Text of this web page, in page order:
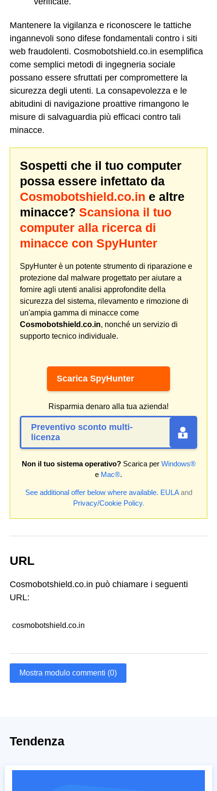
Mantenere la vigilanza e riconoscere le tattiche
ingannevoli sono difese fondamentali contro i siti
web fraudolenti. Cosmobotshield.co.in esemplifica
come semplici metodi di ingegneria sociale
possano essere sfruttati per compromettere la
sicurezza degli utenti. La consapevolezza e le
abitudini di navigazione proattive rimangono le
misure di salvaguardia più efficaci contro tali
minacce.
Sospetti che il tuo computer
possa essere infettato da
Cosmobotshield.co.in e altre
minacce? Scansiona il tuo
computer alla ricerca di
minacce con SpyHunter
SpyHunter è un potente strumento di riparazione e
protezione dal malware progettato per aiutare a
fornire agli utenti analisi approfondite della
sicurezza del sistema, rilevamento e rimozione di
un'ampia gamma di minacce come
Cosmobotshield.co.in, nonché un servizio di
supporto tecnico individuale.
Scarica SpyHunter
Risparmia denaro alla tua azienda!
Preventivo sconto multi-
licenza
Non il tuo sistema operativo?Scarica per Windows®
e Mac®.
See additional offer below where available. EULAand
Privacy/Cookie Policy.
URL
Cosmobotshield.co.in può chiamare i seguenti
URL:
cosmobotshield.co.in
Mostra modulo commenti (0)
Tendenza